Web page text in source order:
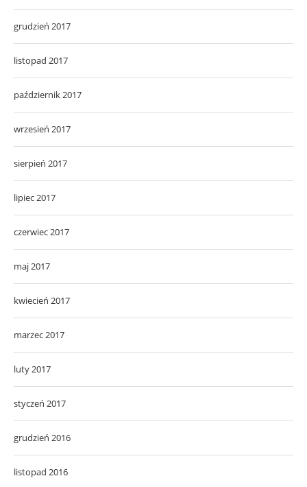
grudzień 2017
listopad 2017
październik 2017
wrzesień 2017
sierpień 2017
lipiec 2017
czerwiec 2017
maj 2017
kwiecień 2017
marzec 2017
luty 2017
styczeń 2017
grudzień 2016
listopad 2016